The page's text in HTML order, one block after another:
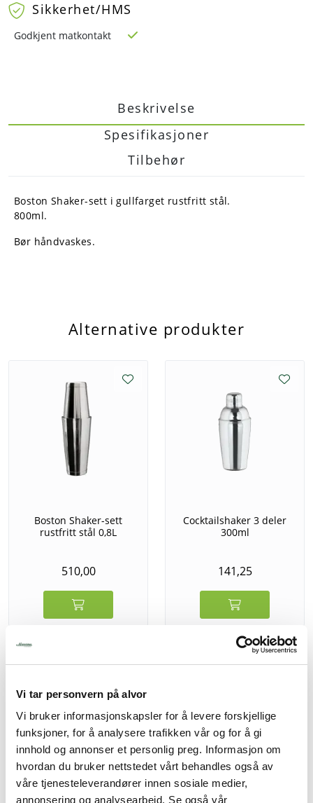
Vi tar personvern på alvor
Vi bruker informasjonskapsler for å levere forskjellige
funksjoner, for å analysere trafikken vår og for å gi
innhold og annonser et personlig preg. Informasjon om
hvordan du bruker nettstedet vårt behandles også av
våre tjenesteleverandører innen sosiale medier,
annonsering og analysearbeid. Se også vår
Beskrivelse
Spesifikasjoner
Tilbehør
Boston Shaker-sett i gullfarget rustfritt stål.
800ml.
Bør håndvaskes.
Sikkerhet/HMS
Godkjent matkontakt
Alternative produkter
Boston Shaker-sett
rustfritt stål 0,8L
510,00
Cocktailshaker 3 deler
300ml
141,25